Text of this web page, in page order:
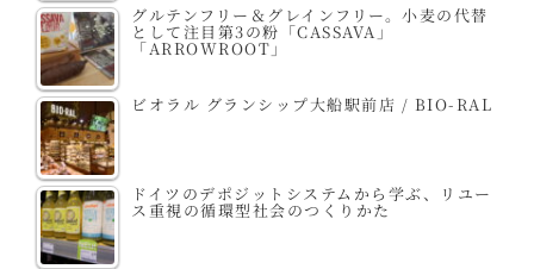
グルテンフリー＆グレインフリー。小麦の代替
として注目第3の粉「CASSAVA」
「ARROWROOT」
ビオラル グランシップ大船駅前店 / BIO-RAL
ドイツのデポジットシステムから学ぶ、リユー
ス重視の循環型社会のつくりかた